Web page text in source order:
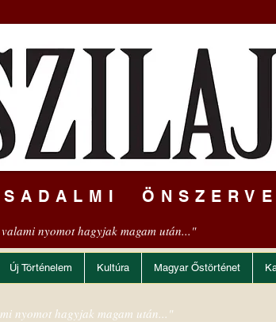
nyomot hagyjak magam után..."
Új Történelem Kultúra Magyar Őstörténet
nyomot hagyjak magam után..."